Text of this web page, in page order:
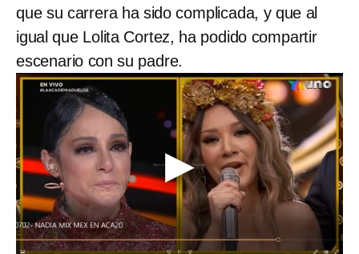
que su carrera ha sido complicada, y que al
igual que Lolita Cortez, ha podido compartir
escenario con su padre.